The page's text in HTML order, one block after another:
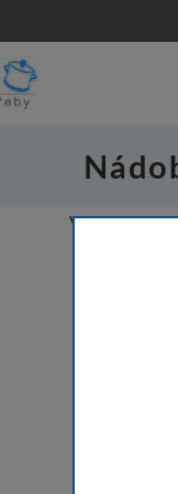
V této
Vytvořením